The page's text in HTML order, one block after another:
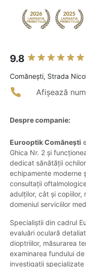
9.8
Comăneşti, Strada
Afișează
Despre companie:
Eurooptik Comănești
Ghica Nr. 2 și
dedicat sănătății
echipamente moderne
consultații
adulților, cât și copiilor,
domeniul serviciilor
Specialiștii din cadrul
evaluări oculară
dioptriilor, măsurarea
examinarea fundului
investigații